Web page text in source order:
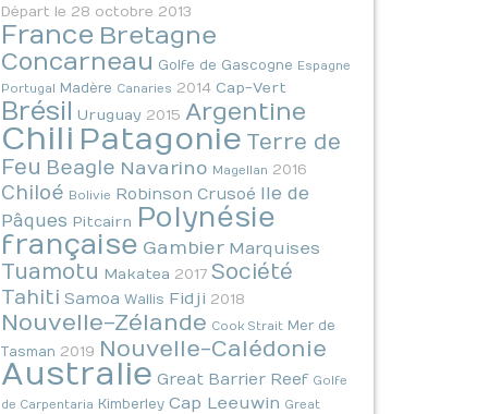
Départ le 28 octobre 2013
France Bretagne
Concarneau Golfe de Gascogne Espagne
Portugal Madère Canaries 2014 Cap-Vert
Brésil Uruguay 2015Argentine
Chili Patagonie Terre de
Feu Beagle Navarino Magellan 2016
Chiloé Bolivie Robinson Crusoé Ile de
Pâques Pitcairn Polynésie
française Gambier Marquises
Tuamotu Makatea 2017Société
Tahiti Samoa Wallis Fidji 2018
Nouvelle-Zélande Cook Strait Mer de
Tasman 2019 Nouvelle-Calédonie
Australie Great Barrier Reef Golfe
de Carpentaria Kimberley Cap Leeuwin Great